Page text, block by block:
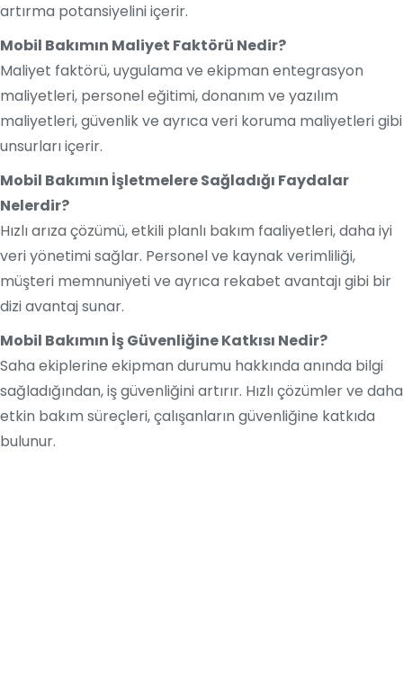
artırma potansiyelini içerir.
Mobil Bakımın Maliyet Faktörü Nedir?
Maliyet faktörü, uygulama ve ekipman entegrasyon
maliyetleri, personel eğitimi, donanım ve yazılım
maliyetleri, güvenlik ve ayrıca veri koruma maliyetleri gibi
unsurları içerir.
Mobil Bakımın İşletmelere Sağladığı Faydalar
Nelerdir?
Hızlı arıza çözümü, etkili planlı bakım faaliyetleri, daha iyi
veri yönetimi sağlar. Personel ve kaynak verimliliği,
müşteri memnuniyeti ve ayrıca rekabet avantajı gibi bir
dizi avantaj sunar.
Mobil Bakımın İş Güvenliğine Katkısı Nedir?
Saha ekiplerine ekipman durumu hakkında anında bilgi
sağladığından, iş güvenliğini artırır. Hızlı çözümler ve daha
etkin bakım süreçleri, çalışanların güvenliğine katkıda
bulunur.